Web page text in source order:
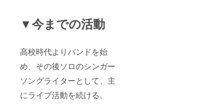
▼今までの活動
高校時代よりバンドを始
め、その後ソロのシンガー
ソングライターとして、主
にライブ活動を続ける。